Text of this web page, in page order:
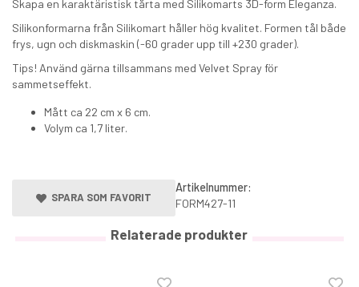
KÖP
Skapa en karaktäristisk tårta med Silikomarts 3D-form Eleganza.
Silikonformarna från Silikomart håller hög kvalitet. Formen tål både
frys, ugn och diskmaskin (-60 grader upp till +230 grader).
Tips! Använd gärna tillsammans med Velvet Spray för
sammetseffekt.
Mått ca 22 cm x 6 cm.
Volym ca 1,7 liter.
SPARA SOM FAVORIT
Artikelnummer:
FORM427-11
Relaterade produkter